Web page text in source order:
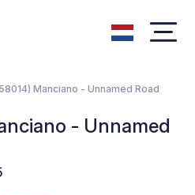
Manciano - Unnamed Road
- Unnamed